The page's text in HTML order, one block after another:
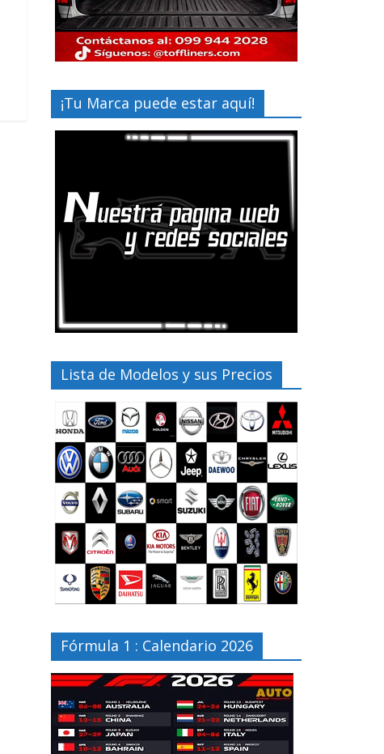
¡Tu Marca puede estar aquí!
Lista de Modelos y sus Precios
Fórmula 1 : Calendario 2026